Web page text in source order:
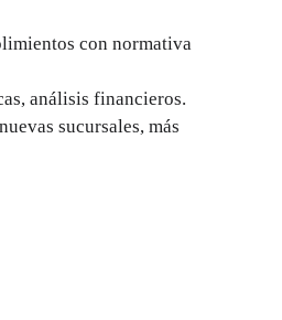
con normativa
análisis financieros.
sucursales, más